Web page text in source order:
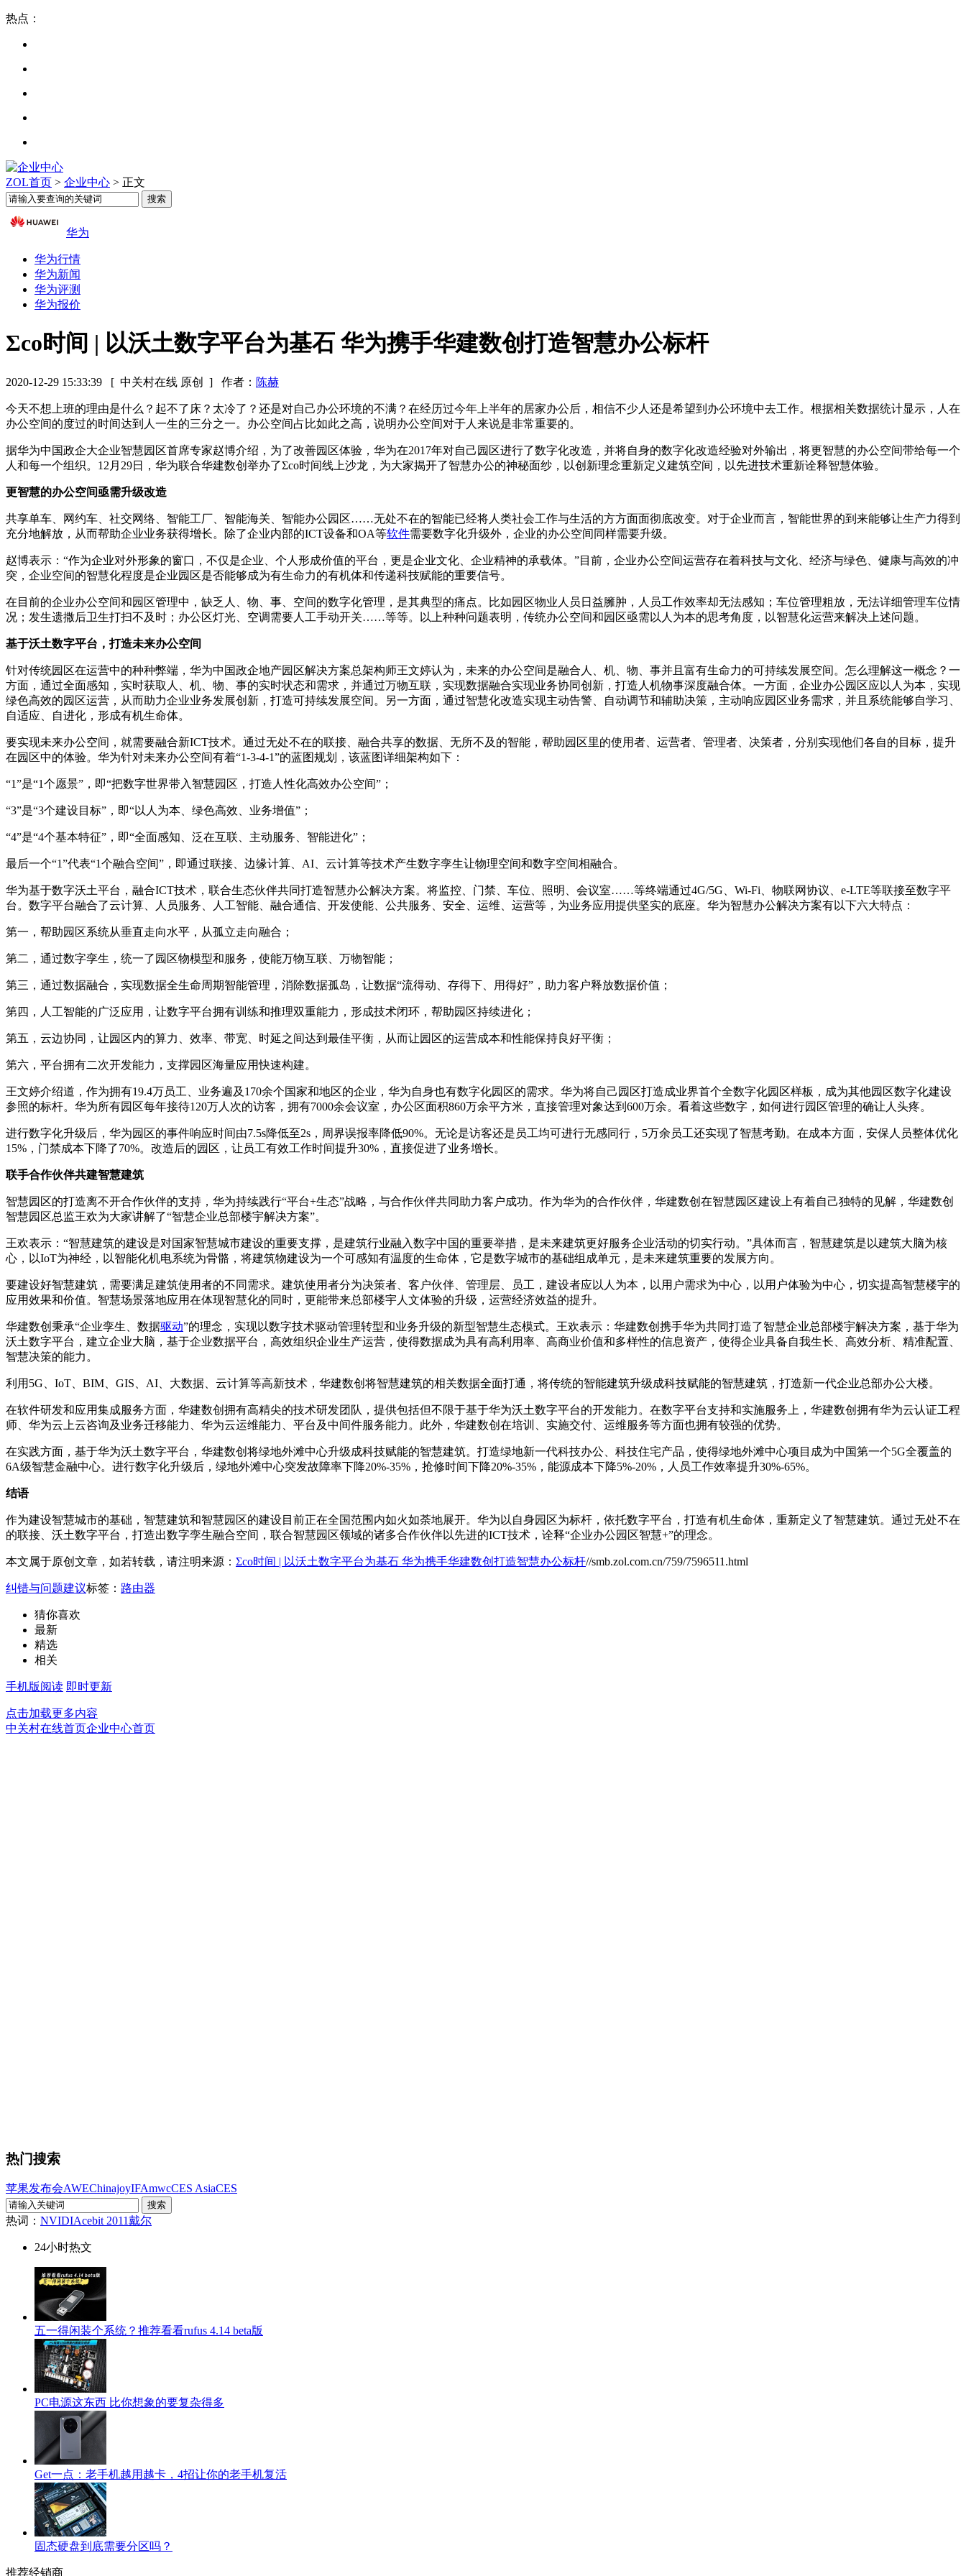
热点：
ZOL首页 > 企业中心 > 正文
华为
华为行情
华为新闻
华为评测
华为报价
Σco时间 | 以沃土数字平台为基石 华为携手华建数创打造智慧办公标杆
2020-12-29 15:33:39 [ 中关村在线 原创 ] 作者： 陈赫
今天不想上班的理由是什么？起不了床？太冷了？还是对自己办公环境的不满？在经历过今年上半年的居家办公后，相信不少人还是希望到办公环境中去工作。根据相关数据统计显示，人在
办公空间的度过的时间达到人一生的三分之一。办公空间占比如此之高，说明办公空间对于人来说是非常重要的。
据华为中国政企大企业智慧园区首席专家赵博介绍，为了改善园区体验，华为在2017年对自己园区进行了数字化改造，并将自身的数字化改造经验对外输出，将更智慧的办公空间带给每一个
人和每一个组织。12月29日，华为联合华建数创举办了Σco时间线上沙龙，为大家揭开了智慧办公的神秘面纱，以创新理念重新定义建筑空间，以先进技术重新诠释智慧体验。
更智慧的办公空间亟需升级改造
共享单车、网约车、社交网络、智能工厂、智能海关、智能办公园区……无处不在的智能已经将人类社会工作与生活的方方面面彻底改变。对于企业而言，智能世界的到来能够让生产力得到
充分地解放，从而帮助企业业务获得增长。除了企业内部的ICT设备和OA等软件需要数字化升级外，企业的办公空间同样需要升级。
赵博表示：“作为企业对外形象的窗口，不仅是企业、个人形成价值的平台，更是企业文化、企业精神的承载体。”目前，企业办公空间运营存在着科技与文化、经济与绿色、健康与高效的冲
突，企业空间的智慧化程度是企业园区是否能够成为有生命力的有机体和传递科技赋能的重要信号。
在目前的企业办公空间和园区管理中，缺乏人、物、事、空间的数字化管理，是其典型的痛点。比如园区物业人员日益臃肿，人员工作效率却无法感知；车位管理粗放，无法详细管理车位情
况；发生遗撒后卫生打扫不及时；办公区灯光、空调需要人工手动开关……等等。以上种种问题表明，传统办公空间和园区亟需以人为本的思考角度，以智慧化运营来解决上述问题。
基于沃土数字平台，打造未来办公空间
针对传统园区在运营中的种种弊端，华为中国政企地产园区解决方案总架构师王文婷认为，未来的办公空间是融合人、机、物、事并且富有生命力的可持续发展空间。怎么理解这一概念？一
方面，通过全面感知，实时获取人、机、物、事的实时状态和需求，并通过万物互联，实现数据融合实现业务协同创新，打造人机物事深度融合体。一方面，企业办公园区应以人为本，实现
绿色高效的园区运营，从而助力企业业务发展创新，打造可持续发展空间。另一方面，通过智慧化改造实现主动告警、自动调节和辅助决策，主动响应园区业务需求，并且系统能够自学习、
自适应、自进化，形成有机生命体。
要实现未来办公空间，就需要融合新ICT技术。通过无处不在的联接、融合共享的数据、无所不及的智能，帮助园区里的使用者、运营者、管理者、决策者，分别实现他们各自的目标，提升
在园区中的体验。华为针对未来办公空间有着“1-3-4-1”的蓝图规划，该蓝图详细架构如下：
“1”是“1个愿景”，即“把数字世界带入智慧园区，打造人性化高效办公空间”；
“3”是“3个建设目标”，即“以人为本、绿色高效、业务增值”；
“4”是“4个基本特征”，即“全面感知、泛在互联、主动服务、智能进化”；
最后一个“1”代表“1个融合空间”，即通过联接、边缘计算、AI、云计算等技术产生数字孪生让物理空间和数字空间相融合。
华为基于数字沃土平台，融合ICT技术，联合生态伙伴共同打造智慧办公解决方案。将监控、门禁、车位、照明、会议室……等终端通过4G/5G、Wi-Fi、物联网协议、e-LTE等联接至数字平
台。数字平台融合了云计算、人员服务、人工智能、融合通信、开发使能、公共服务、安全、运维、运营等，为业务应用提供坚实的底座。华为智慧办公解决方案有以下六大特点：
第一，帮助园区系统从垂直走向水平，从孤立走向融合；
第二，通过数字孪生，统一了园区物模型和服务，使能万物互联、万物智能；
第三，通过数据融合，实现数据全生命周期智能管理，消除数据孤岛，让数据“流得动、存得下、用得好”，助力客户释放数据价值；
第四，人工智能的广泛应用，让数字平台拥有训练和推理双重能力，形成技术闭环，帮助园区持续进化；
第五，云边协同，让园区内的算力、效率、带宽、时延之间达到最佳平衡，从而让园区的运营成本和性能保持良好平衡；
第六，平台拥有二次开发能力，支撑园区海量应用快速构建。
王文婷介绍道，作为拥有19.4万员工、业务遍及170余个国家和地区的企业，华为自身也有数字化园区的需求。华为将自己园区打造成业界首个全数字化园区样板，成为其他园区数字化建设
参照的标杆。华为所有园区每年接待120万人次的访客，拥有7000余会议室，办公区面积860万余平方米，直接管理对象达到600万余。看着这些数字，如何进行园区管理的确让人头疼。
进行数字化升级后，华为园区的事件响应时间由7.5s降低至2s，周界误报率降低90%。无论是访客还是员工均可进行无感同行，5万余员工还实现了智慧考勤。在成本方面，安保人员整体优化
15%，门禁成本下降了70%。改造后的园区，让员工有效工作时间提升30%，直接促进了业务增长。
联手合作伙伴共建智慧建筑
智慧园区的打造离不开合作伙伴的支持，华为持续践行“平台+生态”战略，与合作伙伴共同助力客户成功。作为华为的合作伙伴，华建数创在智慧园区建设上有着自己独特的见解，华建数创
智慧园区总监王欢为大家讲解了“智慧企业总部楼宇解决方案”。
王欢表示：“智慧建筑的建设是对国家智慧城市建设的重要支撑，是建筑行业融入数字中国的重要举措，是未来建筑更好服务企业活动的切实行动。”具体而言，智慧建筑是以建筑大脑为核
心，以IoT为神经，以智能化机电系统为骨骼，将建筑物建设为一个可感知有温度的生命体，它是数字城市的基础组成单元，是未来建筑重要的发展方向。
要建设好智慧建筑，需要满足建筑使用者的不同需求。建筑使用者分为决策者、客户伙伴、管理层、员工，建设者应以人为本，以用户需求为中心，以用户体验为中心，切实提高智慧楼宇的
应用效果和价值。智慧场景落地应用在体现智慧化的同时，更能带来总部楼宇人文体验的升级，运营经济效益的提升。
华建数创秉承“企业孪生、数据驱动”的理念，实现以数字技术驱动管理转型和业务升级的新型智慧生态模式。王欢表示：华建数创携手华为共同打造了智慧企业总部楼宇解决方案，基于华为
沃土数字平台，建立企业大脑，基于企业数据平台，高效组织企业生产运营，使得数据成为具有高利用率、高商业价值和多样性的信息资产，使得企业具备自我生长、高效分析、精准配置、
智慧决策的能力。
利用5G、IoT、BIM、GIS、AI、大数据、云计算等高新技术，华建数创将智慧建筑的相关数据全面打通，将传统的智能建筑升级成科技赋能的智慧建筑，打造新一代企业总部办公大楼。
在软件研发和应用集成服务方面，华建数创拥有高精尖的技术研发团队，提供包括但不限于基于华为沃土数字平台的开发能力。在数字平台支持和实施服务上，华建数创拥有华为云认证工程
师、华为云上云咨询及业务迁移能力、华为云运维能力、平台及中间件服务能力。此外，华建数创在培训、实施交付、运维服务等方面也拥有较强的优势。
在实践方面，基于华为沃土数字平台，华建数创将绿地外滩中心升级成科技赋能的智慧建筑。打造绿地新一代科技办公、科技住宅产品，使得绿地外滩中心项目成为中国第一个5G全覆盖的
6A级智慧金融中心。进行数字化升级后，绿地外滩中心突发故障率下降20%-35%，抢修时间下降20%-35%，能源成本下降5%-20%，人员工作效率提升30%-65%。
结语
作为建设智慧城市的基础，智慧建筑和智慧园区的建设目前正在全国范围内如火如荼地展开。华为以自身园区为标杆，依托数字平台，打造有机生命体，重新定义了智慧建筑。通过无处不在
的联接、沃土数字平台，打造出数字孪生融合空间，联合智慧园区领域的诸多合作伙伴以先进的ICT技术，诠释“企业办公园区智慧+”的理念。
本文属于原创文章，如若转载，请注明来源： Σco时间 | 以沃土数字平台为基石 华为携手华建数创打造智慧办公标杆//smb.zol.com.cn/759/7596511.html
纠错与问题建议标签： 路由器
猜你喜欢
最新
精选
相关
手机版阅读 即时更新
点击加载更多内容
中关村在线首页企业中心首页
热门搜索
苹果发布会AWEChinajoyIFAmwcCES AsiaCES
热词： NVIDIAcebit 2011戴尔
24小时热文
五一得闲装个系统？推荐看看rufus 4.14 beta版
PC电源这东西 比你想象的要复杂得多
Get一点：老手机越用越卡，4招让你的老手机复活
固态硬盘到底需要分区吗？
推荐经销商